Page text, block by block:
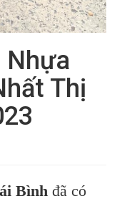
Nhựa
Thị
Bình đã có